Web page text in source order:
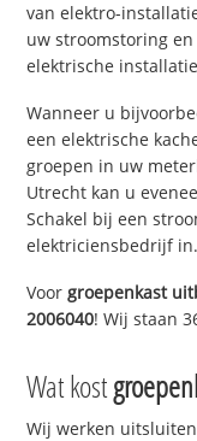
van elektro-
uw stroomstoring
elektrische
Wanneer u
een elektrische
groepen in uw
Utrecht kan u
Schakel bij een
elektriciensbedrijf in.
Voorgroepenkast
2006040! Wij staan
Wat kost
Wij werken